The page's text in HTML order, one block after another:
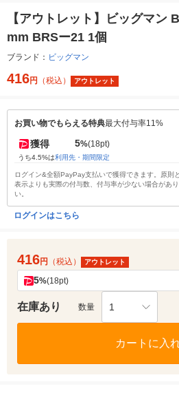
【アウトレット】ビッグマン
mm BRSー21 1個
ブランド： ビッグマン
416円 （税込） アウトレット
お買い物でもらえる特典最大付与率11%
獲得 5%(18pt)
うち4.5%は利用先・期間限定
ログイン&全額PayPay支払いで獲得できます。原則
表示よりも実際の付与数、付与率が少ない場合があ
い。
ログインはこちら
416円 （税込） アウトレット
5%(18pt)
在庫あり 数量 1
カートに入